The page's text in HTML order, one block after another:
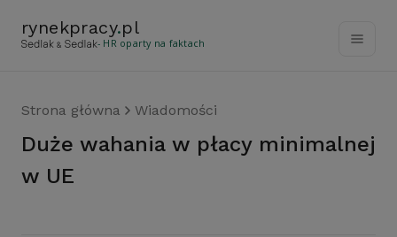
rynekpracy.pl
- HR oparty na faktach
Strona główna Wiadomości
Duże wahania w płacy minimalnej
w UE